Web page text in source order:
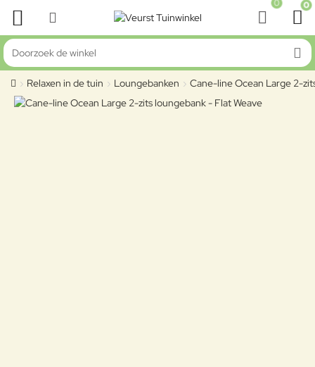
0 0
Doorzoek de winkel
home
Relaxen in de tuin Loungebanken Cane-line Ocean Large 2-